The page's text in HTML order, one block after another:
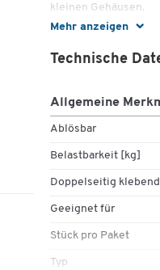
Mehr anzeigen
kleinen Gehäusen.
ihrer großen
Weitere Details:
2 hochwertige
Geeignet für
Klinker)
Sowohl im
Technische
Allgemeine
Ablösbar
Belastbarkeit [kg]
Doppelseitig klebend
Geeignet für
Stück pro Paket
Typ